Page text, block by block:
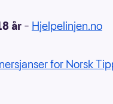
år – Hjelpelinjen.no
for Norsk